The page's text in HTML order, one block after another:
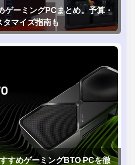
ゲーミングPCまとめ。予算・
マイズ指南も
すめゲーミングBTO PCを徹